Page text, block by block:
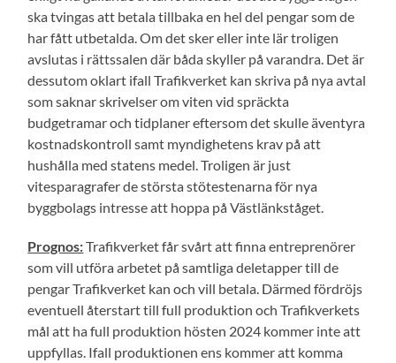
ska tvingas att betala tillbaka en hel del pengar som de
har fått utbetalda. Om det sker eller inte lär troligen
avslutas i rättssalen där båda skyller på varandra. Det är
dessutom oklart ifall Trafikverket kan skriva på nya avtal
som saknar skrivelser om viten vid spräckta
budgetramar och tidplaner eftersom det skulle äventyra
kostnadskontroll samt myndighetens krav på att
hushålla med statens medel. Troligen är just
vitesparagrafer de största stötestenarna för nya
byggbolags intresse att hoppa på Västlänkståget.
Prognos:Trafikverket får svårt att finna entreprenörer
som vill utföra arbetet på samtliga deletapper till de
pengar Trafikverket kan och vill betala. Därmed fördröjs
eventuell återstart till full produktion och Trafikverkets
mål att ha full produktion hösten 2024 kommer inte att
uppfyllas. Ifall produktionen ens kommer att komma